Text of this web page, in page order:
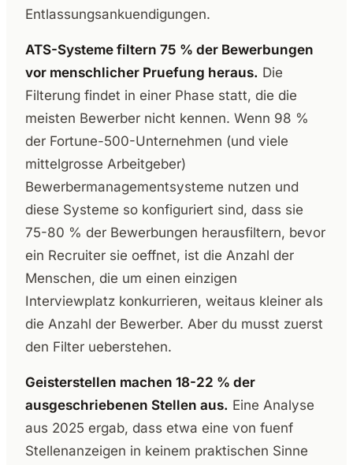
Entlassungsankuendigungen.
ATS-Systeme filtern 75 % der Bewerbungen
vor menschlicher Pruefung heraus. Die
Filterung findet in einer Phase statt, die die
meisten Bewerber nicht kennen. Wenn 98 %
der Fortune-500-Unternehmen (und viele
mittelgrosse Arbeitgeber)
Bewerbermanagementsysteme nutzen und
diese Systeme so konfiguriert sind, dass sie
75-80 % der Bewerbungen herausfiltern, bevor
ein Recruiter sie oeffnet, ist die Anzahl der
Menschen, die um einen einzigen
Interviewplatz konkurrieren, weitaus kleiner als
die Anzahl der Bewerber. Aber du musst zuerst
den Filter ueberstehen.
Geisterstellen machen 18-22 % der
ausgeschriebenen Stellen aus. Eine Analyse
aus 2025 ergab, dass etwa eine von fuenf
Stellenanzeigen in keinem praktischen Sinne